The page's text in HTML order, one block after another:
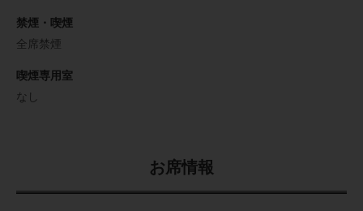
禁煙・喫煙
全席禁煙
喫煙専用室
なし
お席情報